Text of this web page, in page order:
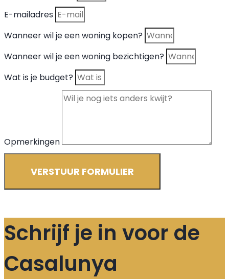
E-mailadres
Wanneer wil je een woning kopen?
Wanneer wil je een woning bezichtigen?
Wat is je budget?
Opmerkingen
VERSTUUR FORMULIER
Schrijf je in voor de
Casalunya